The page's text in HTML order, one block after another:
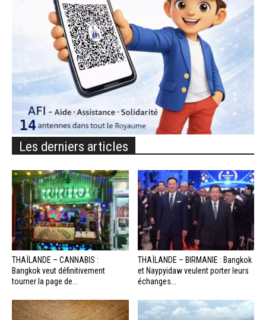
Les derniers articles
THAÏLANDE – CANNABIS :
Bangkok veut définitivement
tourner la page de...
THAÏLANDE – BIRMANIE : Bangkok
et Naypyidaw veulent porter leurs
échanges...